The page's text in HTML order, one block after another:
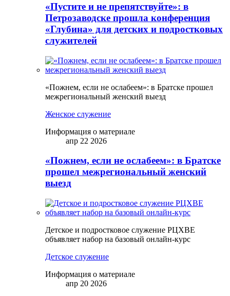
«Пустите и не препятствуйте»: в
Петрозаводске прошла конференция
«Глубина» для детских и подростковых
служителей
«Пожнем, если не ослабеем»: в Братске прошел
межрегиональный женский выезд
Женское служение
Информация о материале
апр 22 2026
«Пожнем, если не ослабеем»: в Братске
прошел межрегиональный женский
выезд
Детское и подростковое служение РЦХВЕ
объявляет набор на базовый онлайн-курс
Детское служение
Информация о материале
апр 20 2026